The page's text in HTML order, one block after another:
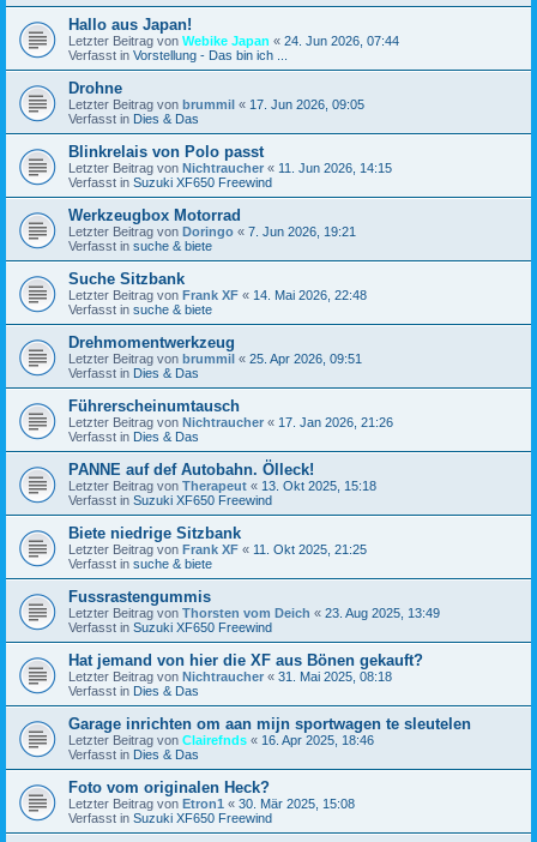
Hallo aus Japan!
Letzter Beitrag von Webike Japan « 24. Jun 2026, 07:44
Verfasst in Vorstellung - Das bin ich ...
Drohne
Letzter Beitrag von brummil « 17. Jun 2026, 09:05
Verfasst in Dies & Das
Blinkrelais von Polo passt
Letzter Beitrag von Nichtraucher « 11. Jun 2026, 14:15
Verfasst in Suzuki XF650 Freewind
Werkzeugbox Motorrad
Letzter Beitrag von Doringo « 7. Jun 2026, 19:21
Verfasst in suche & biete
Suche Sitzbank
Letzter Beitrag von Frank XF « 14. Mai 2026, 22:48
Verfasst in suche & biete
Drehmomentwerkzeug
Letzter Beitrag von brummil « 25. Apr 2026, 09:51
Verfasst in Dies & Das
Führerscheinumtausch
Letzter Beitrag von Nichtraucher « 17. Jan 2026, 21:26
Verfasst in Dies & Das
PANNE auf def Autobahn. Ölleck!
Letzter Beitrag von Therapeut « 13. Okt 2025, 15:18
Verfasst in Suzuki XF650 Freewind
Biete niedrige Sitzbank
Letzter Beitrag von Frank XF « 11. Okt 2025, 21:25
Verfasst in suche & biete
Fussrastengummis
Letzter Beitrag von Thorsten vom Deich « 23. Aug 2025, 13:49
Verfasst in Suzuki XF650 Freewind
Hat jemand von hier die XF aus Bönen gekauft?
Letzter Beitrag von Nichtraucher « 31. Mai 2025, 08:18
Verfasst in Dies & Das
Garage inrichten om aan mijn sportwagen te sleutelen
Letzter Beitrag von Clairefnds « 16. Apr 2025, 18:46
Verfasst in Dies & Das
Foto vom originalen Heck?
Letzter Beitrag von Etron1 « 30. Mär 2025, 15:08
Verfasst in Suzuki XF650 Freewind